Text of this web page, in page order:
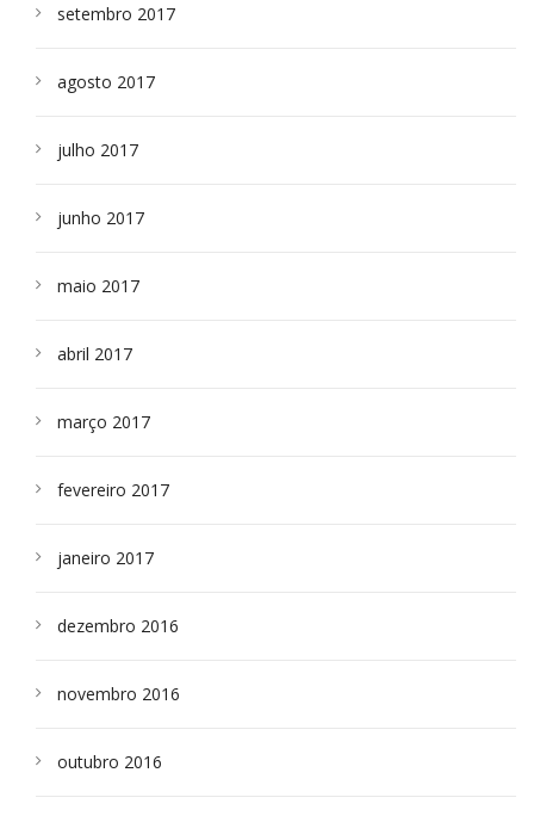
setembro 2017
agosto 2017
julho 2017
junho 2017
maio 2017
abril 2017
março 2017
fevereiro 2017
janeiro 2017
dezembro 2016
novembro 2016
outubro 2016